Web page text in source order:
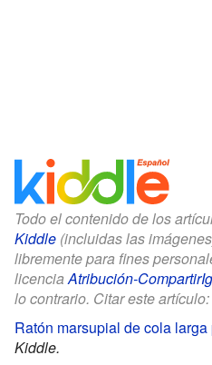
Todo el contenido de los
Kiddle (incluidas las
libremente para fines
licenciaAtribución-
lo contrario. Citar este artículo:
Ratón marsupial de cola
Kiddle.